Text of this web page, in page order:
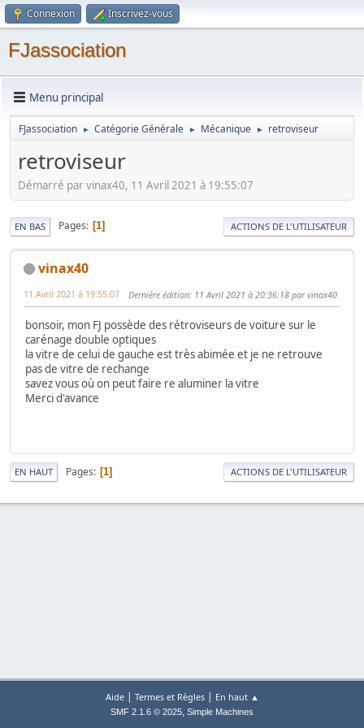
Connexion Inscrivez-vous
FJassociation
Menu principal
FJassociation ► Catégorie Générale ► Mécanique ► retroviseur
retroviseur
Démarré par vinax40, 11 Avril 2021 à 19:55:07
EN BAS Pages 1 ACTIONS DE L'UTILISATEUR
vinax40
11 Avril 2021 à 19:55:07 Dernière édition: 11 Avril 2021 à 20:36:18 par vinax40
bonsoir, mon FJ possède des rétroviseurs de voiture sur le
carénage double optiques
la vitre de celui de gauche est très abimée et je ne retrouve
pas de vitre de rechange
savez vous où on peut faire re aluminer la vitre
Merci d'avance
EN HAUT Pages 1 ACTIONS DE L'UTILISATEUR
Aide| Termes et Règles| En haut ▲
SMF 2.1.6 © 2025, Simple Machines